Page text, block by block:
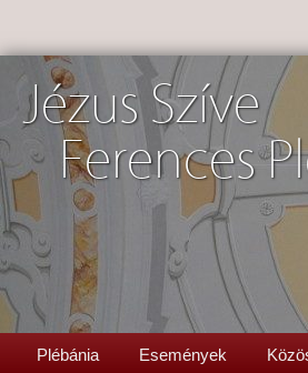
Jézus Szíve
Ferences
Plébánia Események